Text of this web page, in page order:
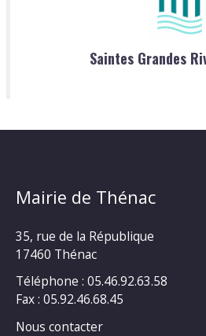
Saintes Grandes
Mairie de Thénac
35, rue de la République
17460 Thénac
Téléphone : 05.46.92.63.58
Fax : 05.92.46.68.45
Nous contacter